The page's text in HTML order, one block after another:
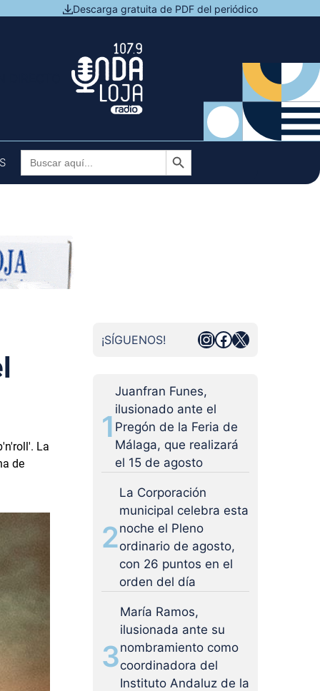
Descarga gratuita de PDF del periódico
Buscar: Botón de búsqueda
La
de
¡SÍGUENOS! Instagram
Facebook
X
1
Juanfran Funes,
ilusionado ante el
Pregón de la Feria de
Málaga, que realizará
el 15 de agosto
2
La Corporación
municipal celebra esta
noche el Pleno
ordinario de agosto,
con 26 puntos en el
orden del día
3
María Ramos,
ilusionada ante su
nombramiento como
coordinadora del
Instituto Andaluz de la